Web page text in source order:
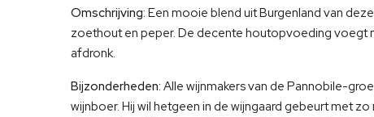
Omschrijving: Een mooie blend uit Burgenland van
zoethout en peper. De decente houtopvoeding voegt
afdronk.
Bijzonderheden: Alle wijnmakers van de Pannobile-
wijnboer. Hij wil hetgeen in de wijngaard gebeurt met